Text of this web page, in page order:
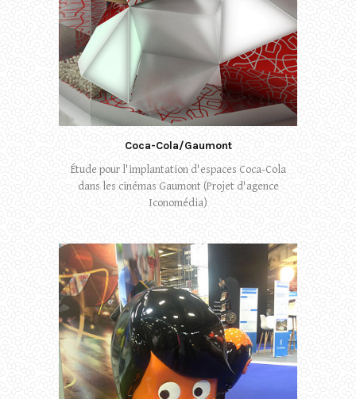
Coca-Cola/Gaumont
Étude pour l'implantation d'espaces Coca-Cola
dans les cinémas Gaumont (Projet d'agence
Iconomédia)